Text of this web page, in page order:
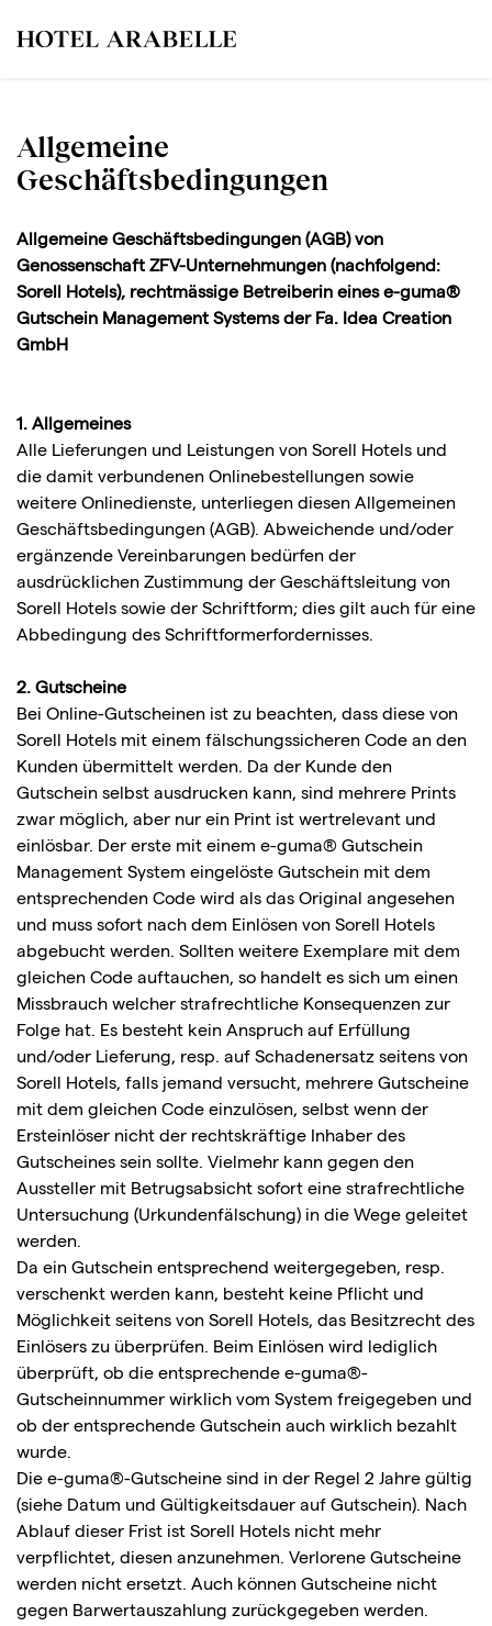
Allgemeine
Geschäftsbedingungen
Allgemeine Geschäftsbedingungen (AGB) von
Genossenschaft ZFV-Unternehmungen (nachfolgend:
Sorell Hotels), rechtmässige Betreiberin eines e-guma®
Gutschein Management Systems der Fa. Idea Creation
GmbH
1. Allgemeines
Alle Lieferungen und Leistungen von Sorell Hotels und
die damit verbundenen Onlinebestellungen sowie
weitere Onlinedienste, unterliegen diesen Allgemeinen
Geschäftsbedingungen (AGB). Abweichende und/oder
ergänzende Vereinbarungen bedürfen der
ausdrücklichen Zustimmung der Geschäftsleitung von
Sorell Hotels sowie der Schriftform; dies gilt auch für eine
Abbedingung des Schriftformerfordernisses.
2. Gutscheine
Bei Online-Gutscheinen ist zu beachten, dass diese von
Sorell Hotels mit einem fälschungssicheren Code an den
Kunden übermittelt werden. Da der Kunde den
Gutschein selbst ausdrucken kann, sind mehrere Prints
zwar möglich, aber nur ein Print ist wertrelevant und
einlösbar. Der erste mit einem e-guma® Gutschein
Management System eingelöste Gutschein mit dem
entsprechenden Code wird als das Original angesehen
und muss sofort nach dem Einlösen von Sorell Hotels
abgebucht werden. Sollten weitere Exemplare mit dem
gleichen Code auftauchen, so handelt es sich um einen
Missbrauch welcher strafrechtliche Konsequenzen zur
Folge hat. Es besteht kein Anspruch auf Erfüllung
und/oder Lieferung, resp. auf Schadenersatz seitens von
Sorell Hotels, falls jemand versucht, mehrere Gutscheine
mit dem gleichen Code einzulösen, selbst wenn der
Ersteinlöser nicht der rechtskräftige Inhaber des
Gutscheines sein sollte. Vielmehr kann gegen den
Aussteller mit Betrugsabsicht sofort eine strafrechtliche
Untersuchung (Urkundenfälschung) in die Wege geleitet
werden.
Da ein Gutschein entsprechend weitergegeben, resp.
verschenkt werden kann, besteht keine Pflicht und
Möglichkeit seitens von Sorell Hotels, das Besitzrecht des
Einlösers zu überprüfen. Beim Einlösen wird lediglich
überprüft, ob die entsprechende e-guma®-
Gutscheinnummer wirklich vom System freigegeben und
ob der entsprechende Gutschein auch wirklich bezahlt
wurde.
Die e-guma®-Gutscheine sind in der Regel 2 Jahre gültig
(siehe Datum und Gültigkeitsdauer auf Gutschein). Nach
Ablauf dieser Frist ist Sorell Hotels nicht mehr
verpflichtet, diesen anzunehmen. Verlorene Gutscheine
werden nicht ersetzt. Auch können Gutscheine nicht
gegen Barwertauszahlung zurückgegeben werden.